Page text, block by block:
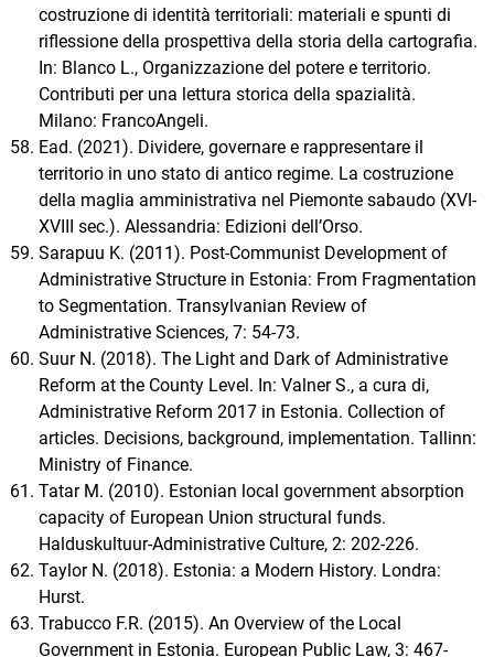
costruzione di identità territoriali: materiali e spunti di
riflessione della prospettiva della storia della cartografia.
In: Blanco L., Organizzazione del potere e territorio.
Contributi per una lettura storica della spazialità.
Milano: FrancoAngeli.
Ead. (2021). Dividere, governare e rappresentare il
territorio in uno stato di antico regime. La costruzione
della maglia amministrativa nel Piemonte sabaudo (XVI-
XVIII sec.). Alessandria: Edizioni dell’Orso.
Sarapuu K. (2011). Post-Communist Development of
Administrative Structure in Estonia: From Fragmentation
to Segmentation. Transylvanian Review of
Administrative Sciences, 7: 54-73.
Suur N. (2018). The Light and Dark of Administrative
Reform at the County Level. In: Valner S., a cura di,
Administrative Reform 2017 in Estonia. Collection of
articles. Decisions, background, implementation. Tallinn:
Ministry of Finance.
Tatar M. (2010). Estonian local government absorption
capacity of European Union structural funds.
Halduskultuur-Administrative Culture, 2: 202-226.
Taylor N. (2018). Estonia: a Modern History. Londra:
Hurst.
Trabucco F.R. (2015). An Overview of the Local
Government in Estonia. European Public Law, 3: 467-